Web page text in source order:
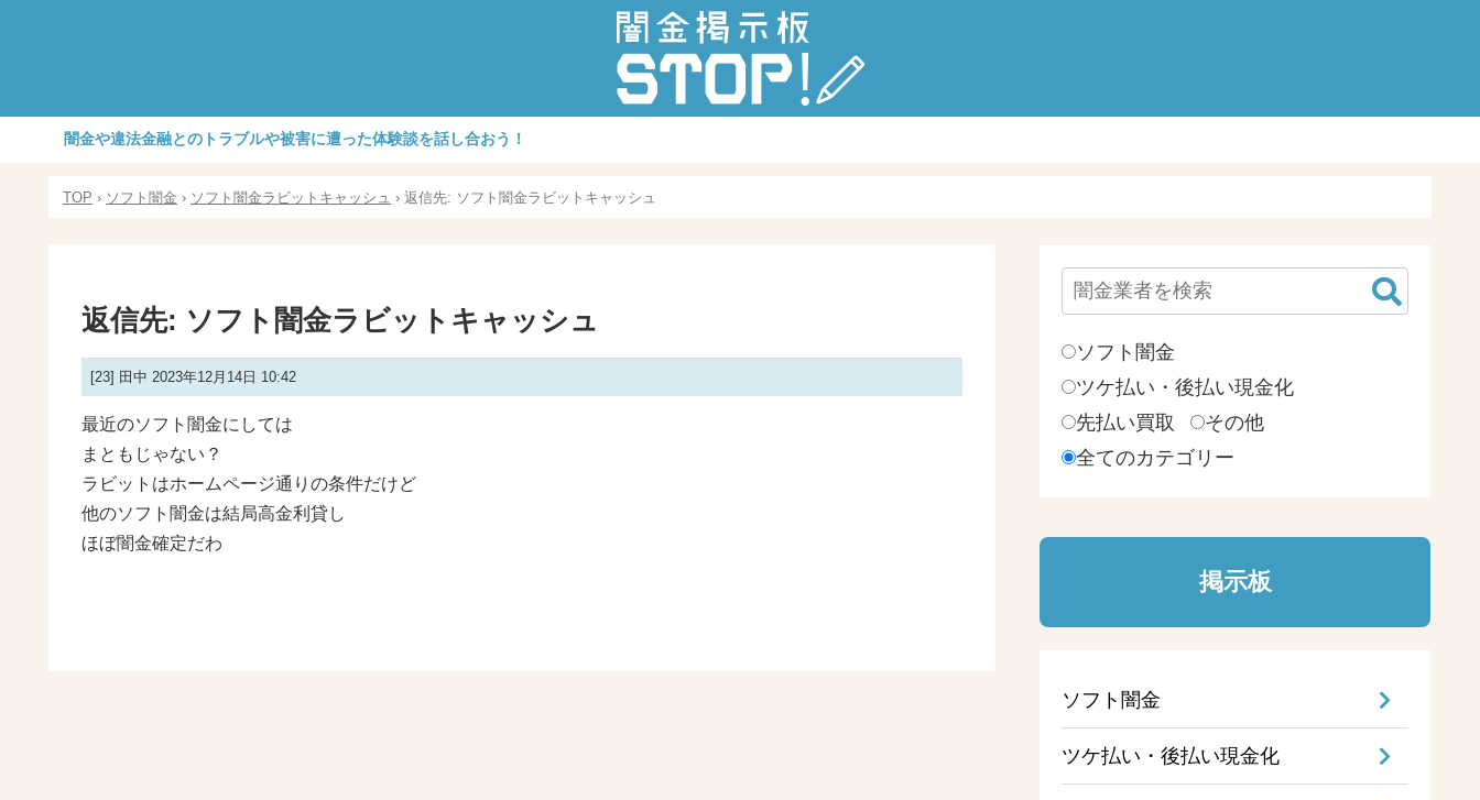
闇金や違法金融とのトラブルや被害に遭った体験談を話し合おう！
TOP › ソフト闇金 › ソフト闇金ラビットキャッシュ › 返信先: ソフト闇金ラビットキャッシュ
返信先: ソフト闇金ラビットキャッシュ
[23] 田中 2023年12月14日 10:42
最近のソフト闇金にしては
まともじゃない？
ラビットはホームページ通りの条件だけど
他のソフト闇金は結局高金利貸し
ほぼ闇金確定だわ
検
索:
ソフト闇金
ツケ払い・後払い現金化
先払い買取
その他
全てのカテゴリー
掲示板
ソフト闇金
ツケ払い・後払い現金化